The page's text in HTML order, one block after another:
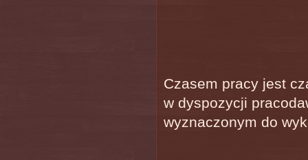
Czasem pracy jest
w dyspozycji
wyznaczonym do